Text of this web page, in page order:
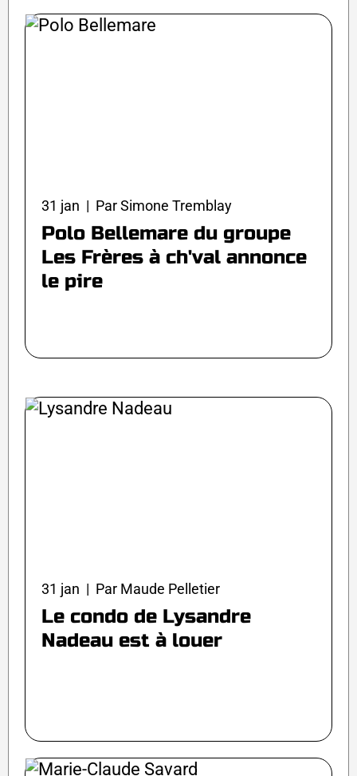
31 jan | Par Simone Tremblay
Polo Bellemare du groupe
Les Frères à ch'val annonce
le pire
31 jan | Par Maude Pelletier
Le condo de Lysandre
Nadeau est à louer